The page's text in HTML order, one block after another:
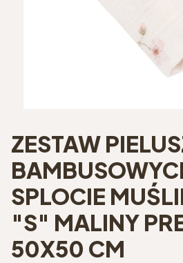
ZESTAW
SPLOCIE
"S" MALINY
50X50 CM